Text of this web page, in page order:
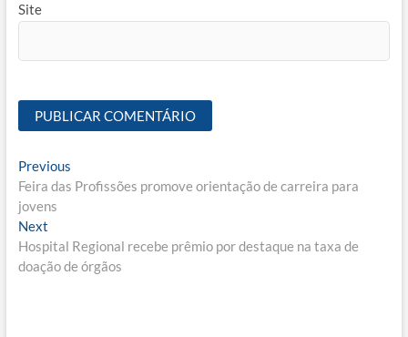
Site
Navegação
de
Post
PreviousPrevious
post:
Feira das Profissões promove orientação de carreira para
jovens
NextNext
post:
Hospital Regional recebe prêmio por destaque na taxa de
doação de órgãos